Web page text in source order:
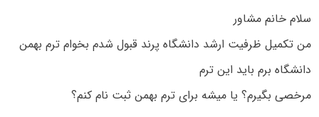
سلام خانم مشاور
من تکمیل ظرفیت ارشد دانشگاه پرند قبول شدم بخوام ترم بهمن
دانشگاه برم باید این ترم
مرخصی بگیرم؟ یا میشه برای ترم بهمن ثبت نام کنم؟